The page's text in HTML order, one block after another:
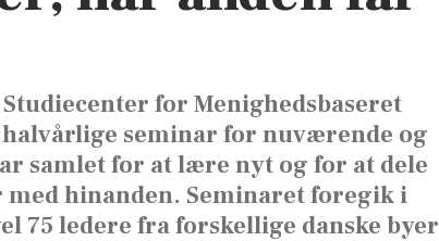
for Menighedsbaseret
seminar for nuværende og
samlet for at lære nyt og for at dele
hinanden. Seminaret foregik i
75 ledere fra forskellige danske byer